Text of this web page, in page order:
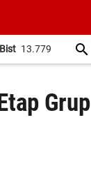
Bist 13.779
Grup